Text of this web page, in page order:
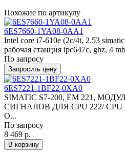
Похожие по артикулу
6ES7660-1YA08-0AA1
Intel core i7-610e (2c/4t, 2.53
рабочая станция ipc647c, ghz, 4
По запросу
Запросить цену
6ES7221-1BF22-0XA0
SIMATIC S7-200, EM 221,
СИГНАЛОВ ДЛЯ CPU 222/ CPU
О...
По запросу
8 469 р.
В корзину